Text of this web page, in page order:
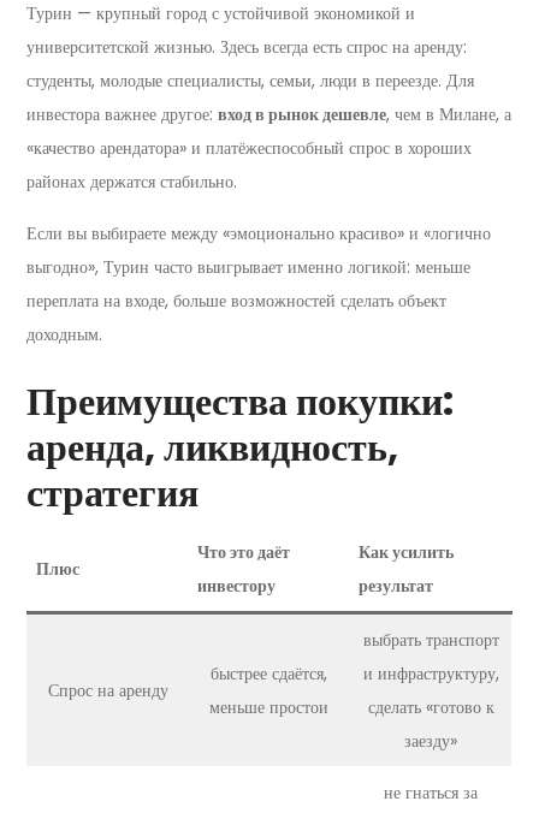
Турин — крупный город с устойчивой экономикой и
университетской жизнью. Здесь всегда есть спрос на аренду:
студенты, молодые специалисты, семьи, люди в переезде. Для
инвестора важнее другое: вход в рынок дешевле, чем в Милане, а
«качество арендатора» и платёжеспособный спрос в хороших
районах держатся стабильно.
Если вы выбираете между «эмоционально красиво» и «логично
выгодно», Турин часто выигрывает именно логикой: меньше
переплата на входе, больше возможностей сделать объект
доходным.
Преимущества покупки:
аренда, ликвидность,
стратегия
Плюс
Что это даёт
инвестору
Как усилить
результат
Спрос на аренду
быстрее сдаётся,
меньше простои
выбрать транспорт
и инфраструктуру,
сделать «готово к
заезду»
не гнаться за